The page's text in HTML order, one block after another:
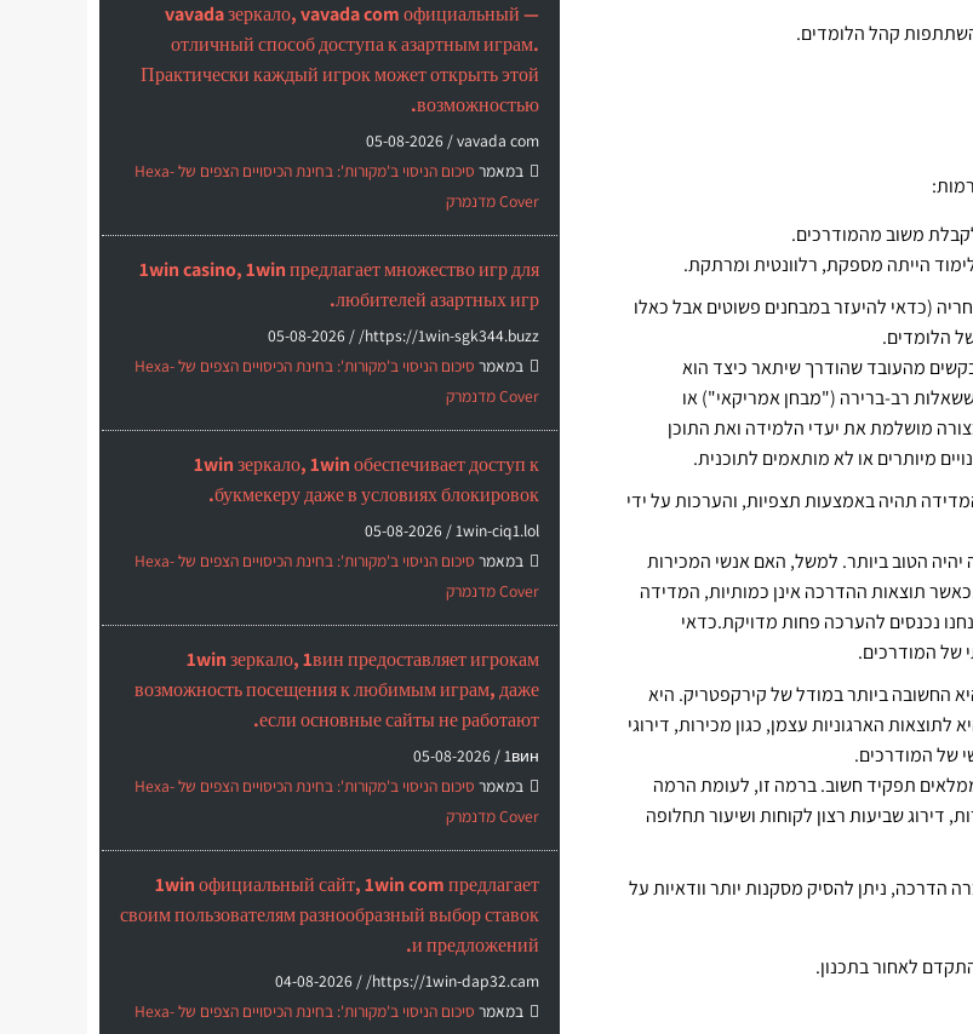
קהל הלומדים.
משוב מהמודרכים.
(כדאי להיעזר במבחנים פשוטים אבל כאלו
הלומדים.
מהעובד שהודרך שיתאר כיצד הוא
ששאלות רב-ברירה ("מבחן אמריקאי") או
מושלמת את יעדי הלמידה ואת התוכן
מיותרים או לא מותאמים לתוכנית.
תהיה באמצעות תצפיות, והערכות על ידי
הטוב ביותר. למשל, האם אנשי המכירות
תוצאות ההדרכה אינן כמותיות, המדידה
נכנסים להערכה פחות מדויקת.כדאי
של המודרכים.
החשובה ביותר במודל של קירקפטריק. היא
הארגוניות עצמן, כגון מכירות, דירוגי
4 מדדים כמותיים ממלאים תפקיד חשוב. ברמה זו, לעומת הרמה
דירוג שביעות רצון לקוחות ושיעור תחלופה
הדרכה, ניתן להסיק מסקנות יותר וודאיות על
vavada зеркало, vavada com официальный —
отличный способ доступа к азартным играм.
Практически каждый игрок может открыть этой
возможностью.
vavada com /
05-08-2026
במאמר
סיכום הניסוי ב'מקורות': בחינת הכיסויים הצפים של Hexa-
Cover מדנמרק
1win casino, 1win предлагает множество игр для
любителей азартных игр.
https://1win-sgk344.buzz/ /
05-08-2026
במאמר
סיכום הניסוי ב'מקורות': בחינת הכיסויים הצפים של Hexa-
Cover מדנמרק
1win зеркало, 1win обеспечивает доступ к
букмекеру даже в условиях блокировок.
1win-ciq1.lol /
05-08-2026
במאמר
סיכום הניסוי ב'מקורות': בחינת הכיסויים הצפים של Hexa-
Cover מדנמרק
1win зеркало, 1вин предоставляет игрокам
возможность посещения к любимым играм, даже
если основные сайты не работают.
1вин /
05-08-2026
במאמר
סיכום הניסוי ב'מקורות': בחינת הכיסויים הצפים של Hexa-
Cover מדנמרק
1win официальный сайт, 1win com предлагает
своим пользователям разнообразный выбор ставок
и предложений.
https://1win-dap32.cam/ /
04-08-2026
במאמר
סיכום הניסוי ב'מקורות': בחינת הכיסויים הצפים של Hexa-